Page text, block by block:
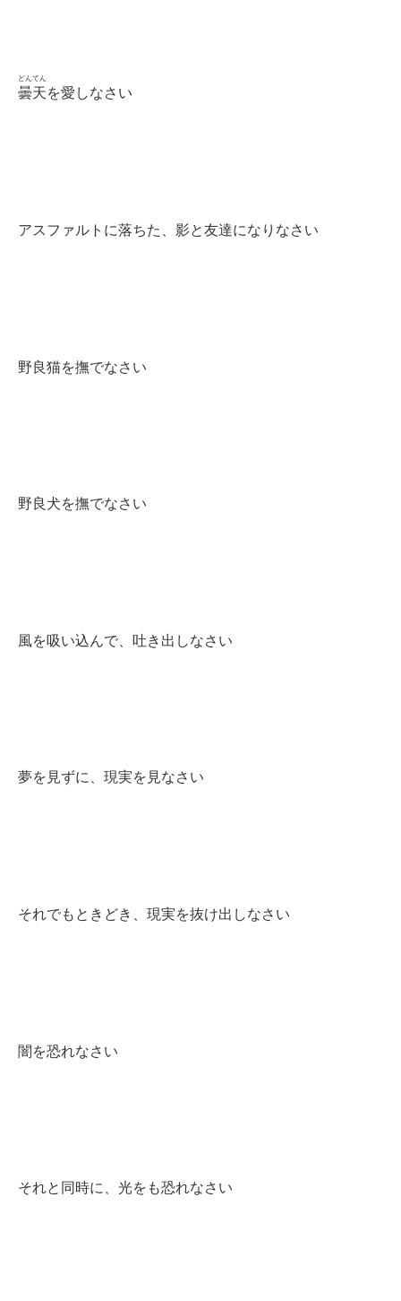
曇天
どんてん
を愛しなさい
アスファルトに落ちた、影と友達になりなさい
野良猫を撫でなさい
野良犬を撫でなさい
風を吸い込んで、吐き出しなさい
夢を見ずに、現実を見なさい
それでもときどき、現実を抜け出しなさい
闇を恐れなさい
それと同時に、光をも恐れなさい